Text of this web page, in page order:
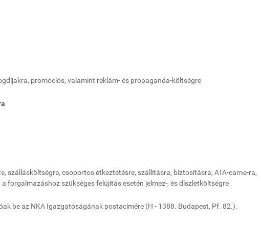
promóciós, valamint reklám- és propaganda-költségre
szállásköltségre, csoportos étkeztetésre, szállításra, biztosításra, ATA-carne-ra,
forgalmazáshoz szükséges felújítás esetén jelmez-, és díszletköltségre
be az NKA Igazgatóságának postacímére (H - 1388. Budapest, Pf. 82.).